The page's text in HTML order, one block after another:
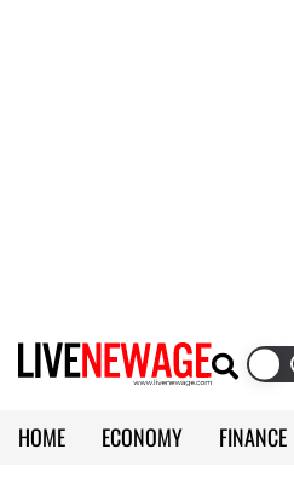
HOME ECONOMY FINANCE